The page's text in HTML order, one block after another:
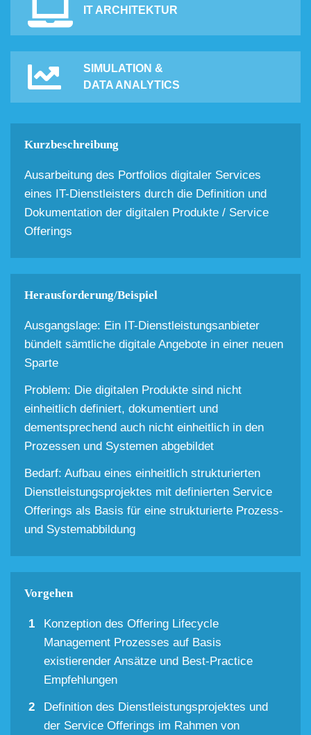
IT ARCHITEKTUR
SIMULATION &
DATA ANALYTICS
Kurzbeschreibung
Ausarbeitung des Portfolios digitaler Services
eines IT-Dienstleisters durch die Definition und
Dokumentation der digitalen Produkte / Service
Offerings
Herausforderung/Beispiel
Ausgangslage: Ein IT-Dienstleistungsanbieter
bündelt sämtliche digitale Angebote in einer neuen
Sparte
Problem: Die digitalen Produkte sind nicht
einheitlich definiert, dokumentiert und
dementsprechend auch nicht einheitlich in den
Prozessen und Systemen abgebildet
Bedarf: Aufbau eines einheitlich strukturierten
Dienstleistungsprojektes mit definierten Service
Offerings als Basis für eine strukturierte Prozess-
und Systemabbildung
Vorgehen
Konzeption des Offering Lifecycle
Management Prozesses auf Basis
existierender Ansätze und Best-Practice
Empfehlungen
Definition des Dienstleistungsprojektes und
der Service Offerings im Rahmen von